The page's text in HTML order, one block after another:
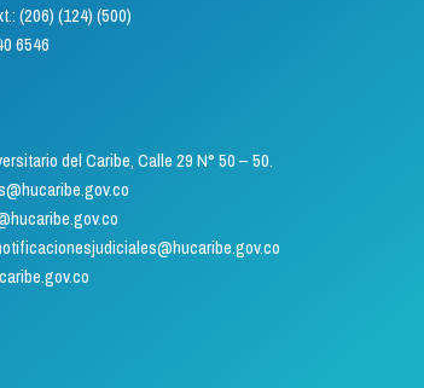
– Ext.: (206) (124) (500)
del Caribe, Calle 29 N° 50 – 50.